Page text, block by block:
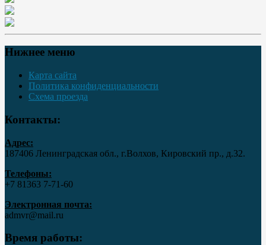
Нижнее меню
Карта сайта
Политика конфиденциальности
Схема проезда
Контакты:
Адрес:
187406 Ленинградская обл., г.Волхов, Кировский пр., д.32.
Телефоны:
+7 81363 7‑71-60
Электронная почта:
admvr@mail.ru
Время работы: